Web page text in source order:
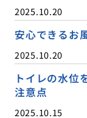
2025.10.20
安心できるお
2025.10.20
トイレの水位
注意点
2025.10.15